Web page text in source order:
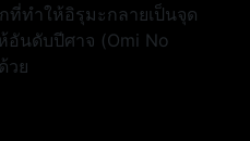
ที่ทำให้อิรุมะกลายเป็นจุด
อันดับปีศาจ (Omi No
วย